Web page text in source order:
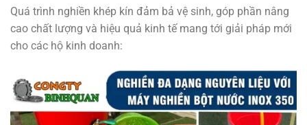
Quá trình nghiền khép kín đảm bả vệ sinh, góp phần nâng
cao chất lượng và hiệu quả kinh tế mang tới giải pháp mới
cho các hộ kinh doanh: